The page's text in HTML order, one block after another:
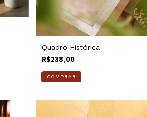
Quadro Histórica
R$238,00
COMPRAR